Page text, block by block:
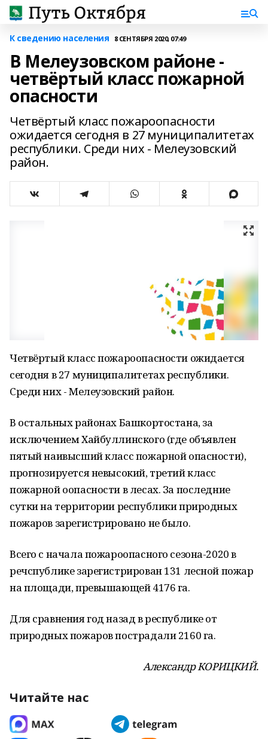
К сведению населения 8 СЕНТЯБРЯ 2020, 07:49
В Мелеузовском районе -
четвёртый класс пожарной
опасности
Четвёртый класс пожароопасности
ожидается сегодня в 27 муниципалитетах
республики. Среди них - Мелеузовский
район.
Четвёртый класс пожароопасности ожидается
сегодня в 27 муниципалитетах республики.
Среди них - Мелеузовский район.
В остальных районах Башкортостана, за
исключением Хайбуллинского (где объявлен
пятый наивысший класс пожарной опасности),
прогнозируется невысокий, третий класс
пожарной оопасности в лесах. За последние
сутки на территории республики природных
пожаров зарегистрировано не было.
Всего с начала пожароопасного сезона-2020 в
речспублике зарегистрирован 131 лесной пожар
на площади, превышающей 4176 га.
Для сравнения год назад в республике от
природных пожаров пострадали 2160 га.
Александр КОРИЦКИЙ.
Читайте нас